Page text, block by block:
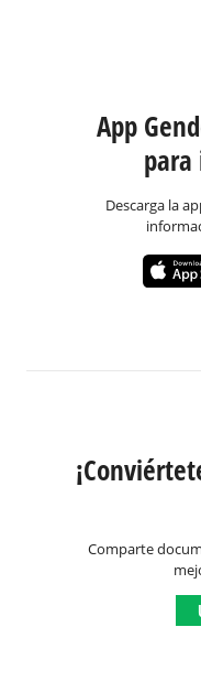
App
para
Descarga la
Comparte